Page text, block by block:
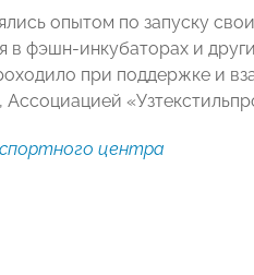
опытом по запуску
в фэшн-инкубаторах и
при поддержке и
центра